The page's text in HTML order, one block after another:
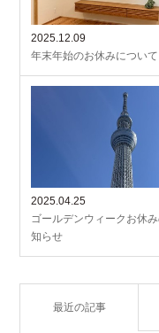
2025.12.09
年末年始のお休みについて
2025.04.25
ゴールデンウィークお休
知らせ
最近の記事